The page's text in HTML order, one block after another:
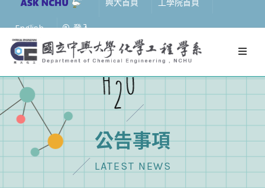
興大首頁 工學院首頁
English 登入
公告事項
LATEST NEWS